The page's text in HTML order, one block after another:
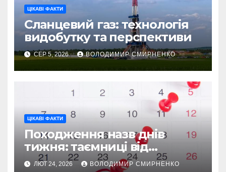
ЦІКАВІ ФАКТИ
Сланцевий газ: технологія
видобутку та перспективи
СЕР 5, 2026 ВОЛОДИМИР СМИРНЕНКО
ЦІКАВІ ФАКТИ
Походження назв днів
тижня: таємниці від
Вавилону до Русі
ЛЮТ 24, 2026 ВОЛОДИМИР СМИРНЕНКО